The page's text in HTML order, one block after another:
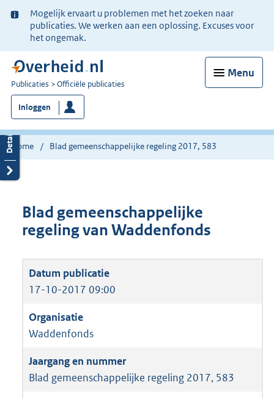
Ter
informatie:
Mogelijk ervaart u problemen met het zoeken naar
publicaties. We werken aan een oplossing. Excuses voor
het ongemak.
Menu
U
bent
nu
hier:
Publicaties Officiële publicaties
Inloggen
Home Blad gemeenschappelijke regeling 2017, 583
Blad gemeenschappelijke
regeling van Waddenfonds
17-10-2017 09:00
Waddenfonds
Blad gemeenschappelijke regeling 2017, 583